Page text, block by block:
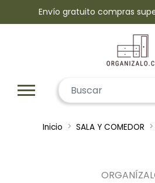
Envío gratuito compras
Inicio SALA Y COMEDOR